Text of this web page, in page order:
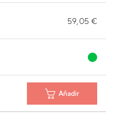
59,05 €
Añadir